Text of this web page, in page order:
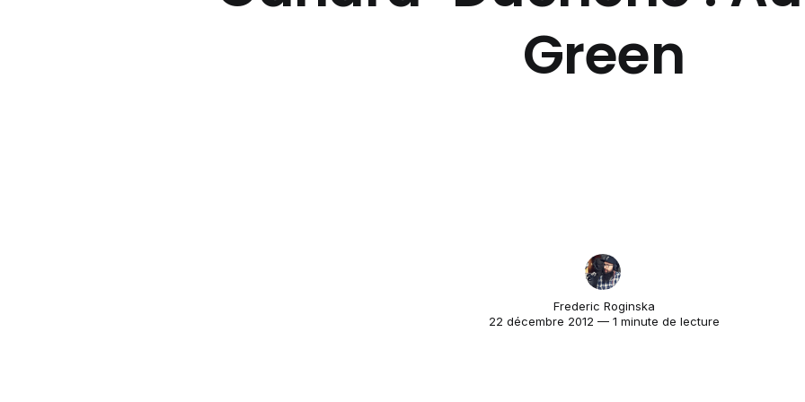
Green
Frederic Roginska
22 décembre 2012 — 1 minute de lecture